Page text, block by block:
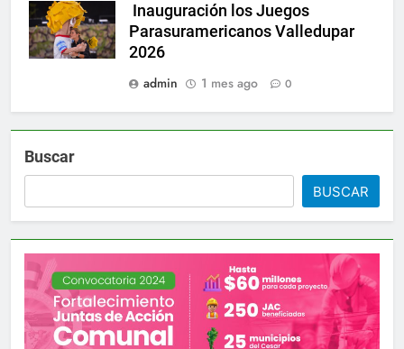
Inauguración los Juegos
Parasuramericanos Valledupar
2026
admin
1 mes ago 0
Buscar
BUSCAR